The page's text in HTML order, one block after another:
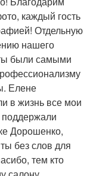
каждый гость
Отдельную
нашего
были самыми
Елене
в жизнь все мои
поддержали
Дорошенко,
без слов для
тем кто